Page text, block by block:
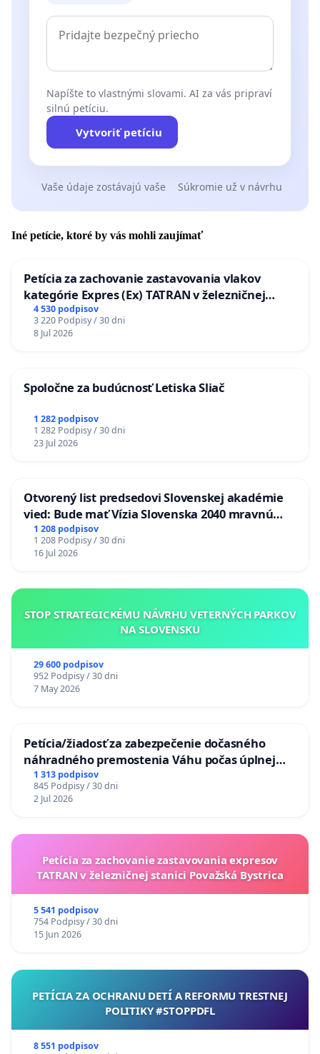
Napíšte to vlastnými slovami. AI za vás pripraví
silnú petíciu.
Vytvoriť petíciu
Vaše údaje zostávajú vaše Súkromie už v návrhu
Iné petície, ktoré by vás mohli zaujímať
Petícia za zachovanie zastavovania vlakov
kategórie Expres (Ex) TATRAN v železničnej
stanici Púchov
4 530 podpisov
3 220 Podpisy / 30 dni
8 Jul 2026
Spoločne za budúcnosť Letiska Sliač
1 282 podpisov
1 282 Podpisy / 30 dni
23 Jul 2026
Otvorený list predsedovi Slovenskej akadémie
vied: Bude mať Vízia Slovenska 2040 mravnú
chrbticu?
1 208 podpisov
1 208 Podpisy / 30 dni
16 Jul 2026
STOP STRATEGICKÉMU NÁVRHU VETERNÝCH PARKOV
NA SLOVENSKU
29 600 podpisov
952 Podpisy / 30 dni
7 May 2026
Petícia/žiadosť za zabezpečenie dočasného
náhradného premostenia Váhu počas úplnej
uzávery Vážskeho mosta v Komárne
1 313 podpisov
845 Podpisy / 30 dni
2 Jul 2026
Petícia za zachovanie zastavovania expresov
TATRAN v železničnej stanici Považská Bystrica
5 541 podpisov
754 Podpisy / 30 dni
15 Jun 2026
PETÍCIA ZA OCHRANU DETÍ A REFORMU TRESTNEJ
POLITIKY #STOPPDFL
8 551 podpisov